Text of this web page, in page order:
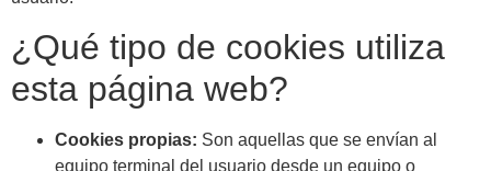
¿Qué tipo de cookies utiliza
esta página web?
Cookies propias: Son aquellas que se envían al
equipo terminal del usuario desde un equipo o